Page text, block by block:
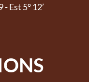
- Est 5° 12’